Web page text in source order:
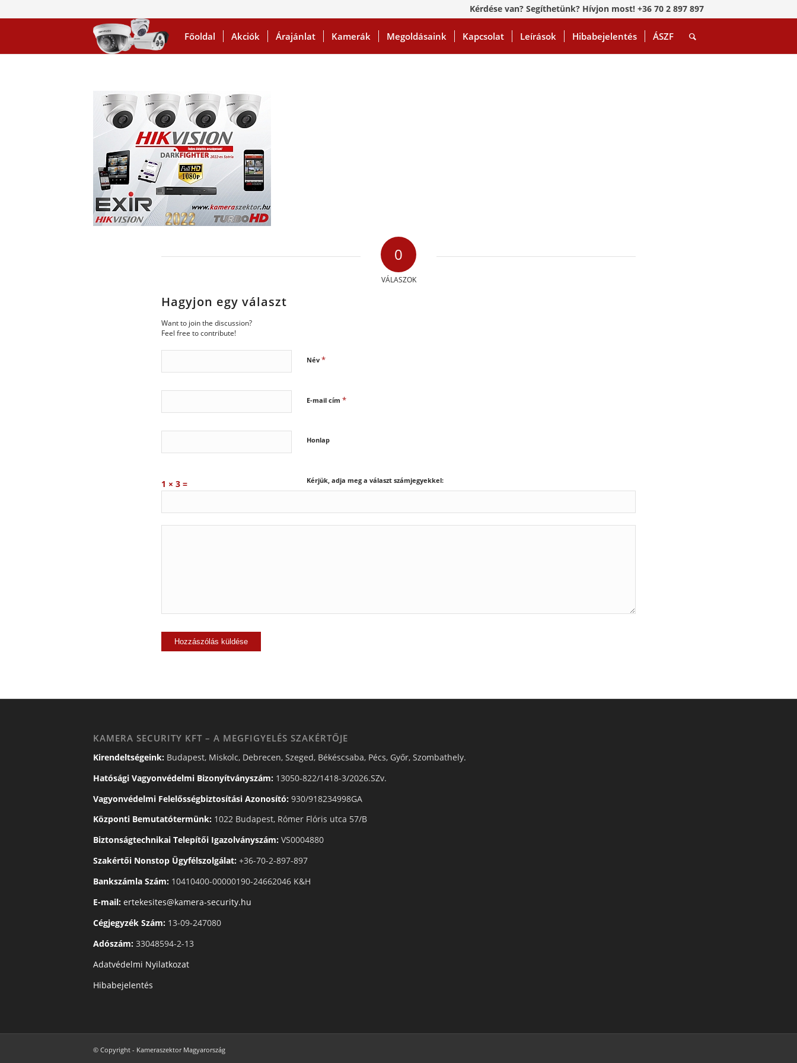
Kérdése van? Segíthetünk? Hívjon most! +36 70 2 897 897
Főoldal Akciók Árajánlat Kamerák Megoldásaink Kapcsolat Leírások Hibabejelentés ÁSZF
0
VÁLASZOK
Hagyjon egy választ
Want to join the discussion?
Feel free to contribute!
Név *
E-mail cím *
Honlap
Kérjük, adja meg a választ számjegyekkel:
1 × 3 =
KAMERA SECURITY KFT – A MEGFIGYELÉS SZAKÉRTŐJE
Kirendeltségeink: Budapest, Miskolc, Debrecen, Szeged, Békéscsaba, Pécs, Győr, Szombathely.
Hatósági Vagyonvédelmi Bizonyítványszám: 13050-822/1418-3/2026.SZv.
Vagyonvédelmi Felelősségbiztosítási Azonosító: 930/918234998GA
Központi Bemutatótermünk: 1022 Budapest, Rómer Flóris utca 57/B
Biztonságtechnikai Telepítői Igazolványszám: VS0004880
Szakértői Nonstop Ügyfélszolgálat: +36-70-2-897-897
Bankszámla Szám: 10410400-00000190-24662046 K&H
E-mail: ertekesites@kamera-security.hu
Cégjegyzék Szám: 13-09-247080
Adószám: 33048594-2-13
Adatvédelmi Nyilatkozat
Hibabejelentés
© Copyright - Kameraszektor Magyarország